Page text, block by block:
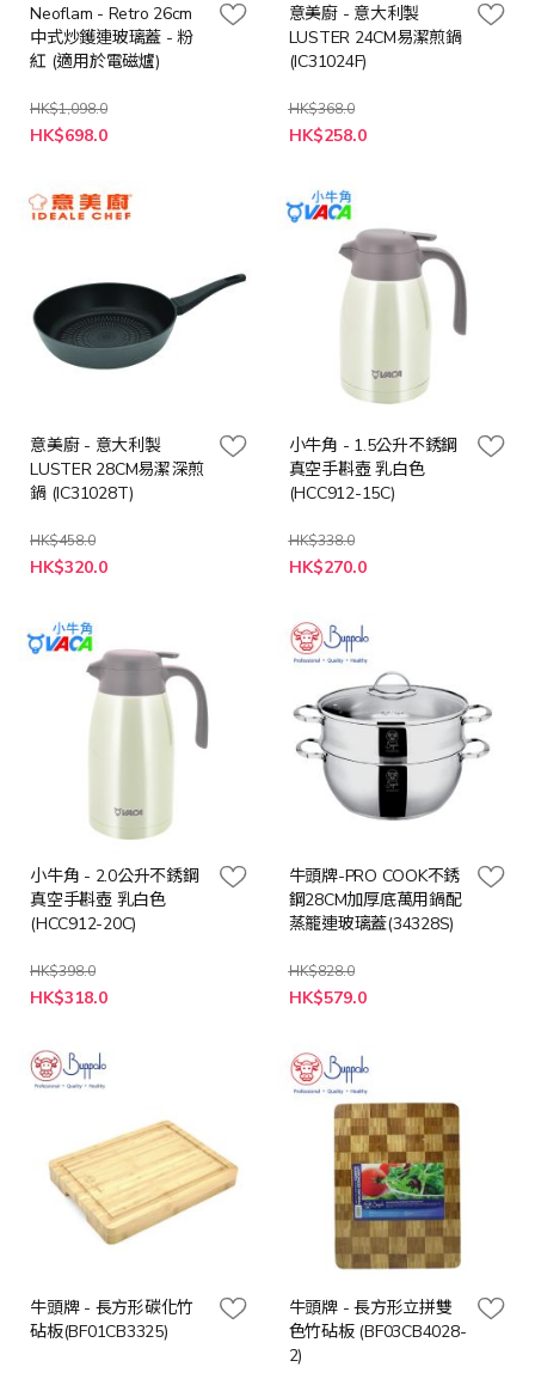
Neoflam - Retro 26cm
中式炒鑊連玻璃蓋 - 粉
紅 (適用於電磁爐)
HK$1,098.0
特
殊
HK$698.0
意美廚 - 意大利製
LUSTER 24CM易潔煎鍋
(IC31024F)
HK$368.0
特
殊
HK$258.0
意美廚 - 意大利製
LUSTER 28CM易潔深煎
鍋 (IC31028T)
HK$458.0
特
殊
HK$320.0
小牛角 - 1.5公升不銹鋼
真空手斟壺 乳白色
(HCC912-15C)
HK$338.0
特
殊
HK$270.0
小牛角 - 2.0公升不銹鋼
真空手斟壺 乳白色
(HCC912-20C)
HK$398.0
特
殊
HK$318.0
牛頭牌-PRO COOK不銹
鋼28CM加厚底萬用鍋配
蒸籠連玻璃蓋(34328S)
HK$828.0
特
殊
HK$579.0
牛頭牌 - 長方形碳化竹
砧板(BF01CB3325)
牛頭牌 - 長方形立拼雙
色竹砧板 (BF03CB4028-
2)